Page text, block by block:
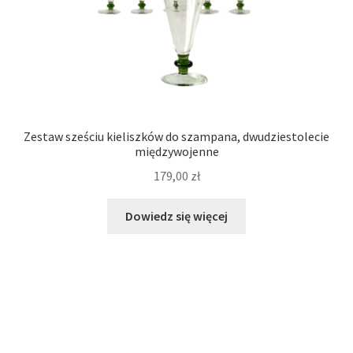
Zestaw sześciu kieliszków do szampana, dwudziestolecie
międzywojenne
179,00 zł
Dowiedz się więcej